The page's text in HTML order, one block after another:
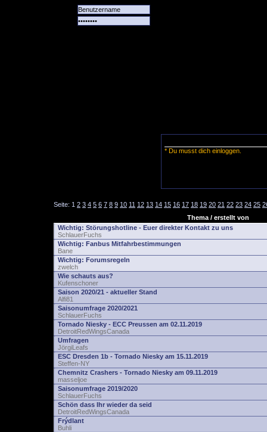
* Du musst dich einloggen.
Seite: 1 2 3 4 5 6 7 8 9 10 11 12 13 14 15 16 17 18 19 20 21 22 23 24 25
Thema / erstellt von
Wichtig: Störungshotline - Euer direkter Kontakt zu uns
SchlauerFuchs
Wichtig: Fanbus Mitfahrbestimmungen
Bane
Wichtig: Forumsregeln
zwelch
Wie schauts aus?
Kufenschoner
Saison 2020/21 - aktueller Stand
Alfi81
Saisonumfrage 2020/2021
SchlauerFuchs
Tornado Niesky - ECC Preussen am 02.11.2019
DetroitRedWingsCanada
Umfragen
JörgiLeafs
ESC Dresden 1b - Tornado Niesky am 15.11.2019
Steffen-NY
Chemnitz Crashers - Tornado Niesky am 09.11.2019
masseljoe
Saisonumfrage 2019/2020
SchlauerFuchs
Schön dass Ihr wieder da seid
DetroitRedWingsCanada
Frýdlant
Buhli